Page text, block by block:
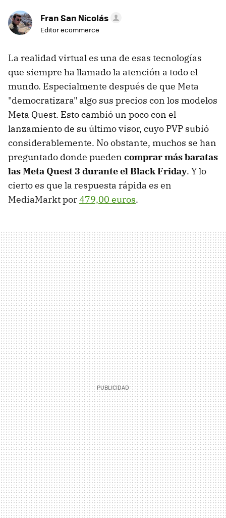
Fran San Nicolás
Editor ecommerce
La realidad virtual es una de esas tecnologías
que siempre ha llamado la atención a todo el
mundo. Especialmente después de que Meta
"democratizara" algo sus precios con los modelos
Meta Quest. Esto cambió un poco con el
lanzamiento de su último visor, cuyo PVP subió
considerablemente. No obstante, muchos se han
preguntado donde pueden comprar más baratas
las Meta Quest 3 durante el Black Friday. Y lo
cierto es que la respuesta rápida es en
MediaMarkt por479,00 euros.